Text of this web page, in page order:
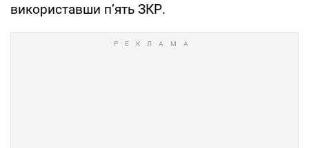
використавши п’ять ЗКР.